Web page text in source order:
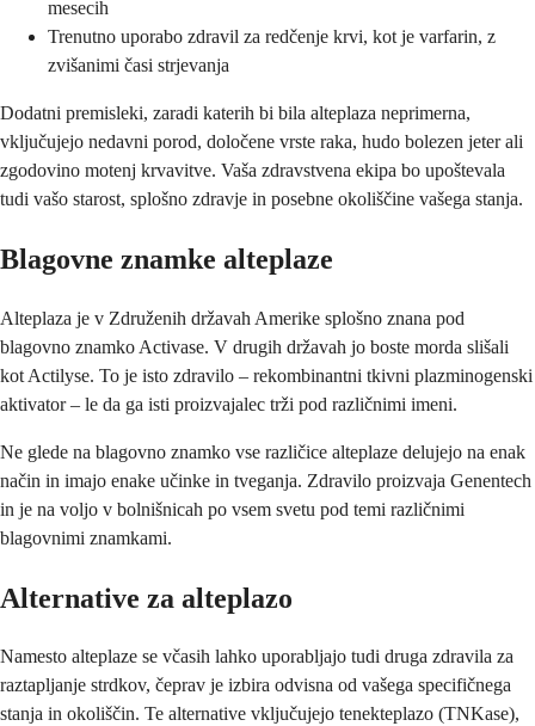
mesecih
Trenutno uporabo zdravil za redčenje krvi, kot je varfarin, z
zvišanimi časi strjevanja
Dodatni premisleki, zaradi katerih bi bila alteplaza neprimerna,
vključujejo nedavni porod, določene vrste raka, hudo bolezen jeter ali
zgodovino motenj krvavitve. Vaša zdravstvena ekipa bo upoštevala
tudi vašo starost, splošno zdravje in posebne okoliščine vašega stanja.
Blagovne znamke alteplaze
Alteplaza je v Združenih državah Amerike splošno znana pod
blagovno znamko Activase. V drugih državah jo boste morda slišali
kot Actilyse. To je isto zdravilo – rekombinantni tkivni plazminogenski
aktivator – le da ga isti proizvajalec trži pod različnimi imeni.
Ne glede na blagovno znamko vse različice alteplaze delujejo na enak
način in imajo enake učinke in tveganja. Zdravilo proizvaja Genentech
in je na voljo v bolnišnicah po vsem svetu pod temi različnimi
blagovnimi znamkami.
Alternative za alteplazo
Namesto alteplaze se včasih lahko uporabljajo tudi druga zdravila za
raztapljanje strdkov, čeprav je izbira odvisna od vašega specifičnega
stanja in okoliščin. Te alternative vključujejo tenekteplazo (TNKase),